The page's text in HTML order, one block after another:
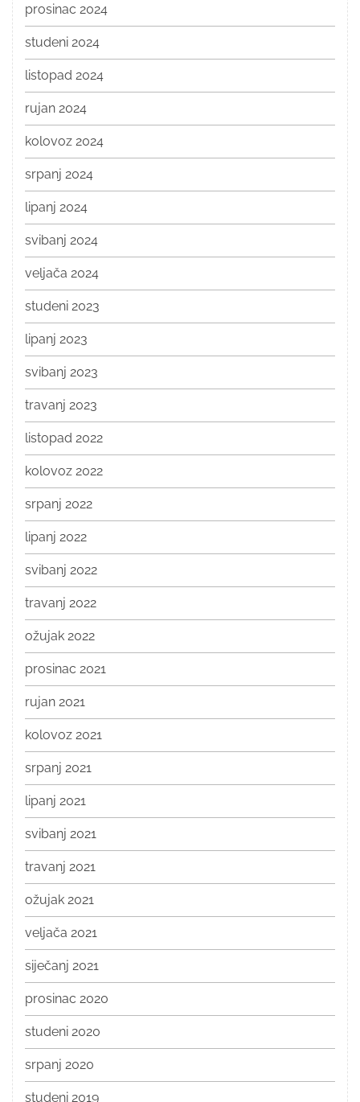
prosinac 2024
studeni 2024
listopad 2024
rujan 2024
kolovoz 2024
srpanj 2024
lipanj 2024
svibanj 2024
veljača 2024
studeni 2023
lipanj 2023
svibanj 2023
travanj 2023
listopad 2022
kolovoz 2022
srpanj 2022
lipanj 2022
svibanj 2022
travanj 2022
ožujak 2022
prosinac 2021
rujan 2021
kolovoz 2021
srpanj 2021
lipanj 2021
svibanj 2021
travanj 2021
ožujak 2021
veljača 2021
siječanj 2021
prosinac 2020
studeni 2020
srpanj 2020
studeni 2019